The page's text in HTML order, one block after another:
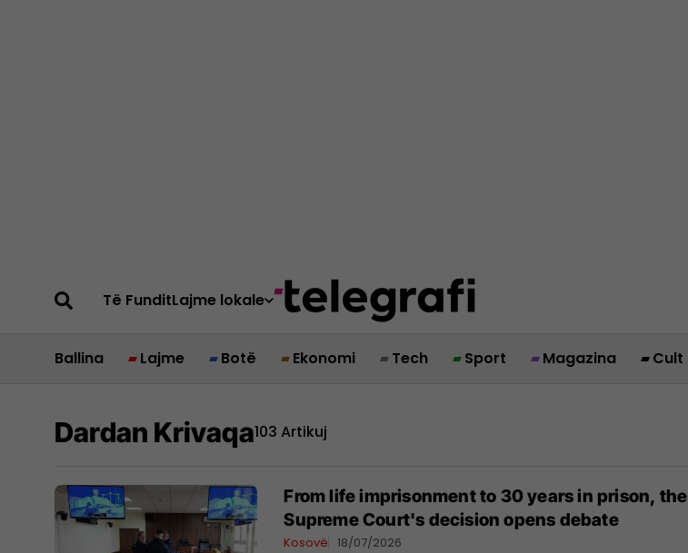
Të FunditLajme lokale
Ballina Lajme Botë Ekonomi Tech Sport Magazina Cult
Dardan Krivaqa103 Artikuj
From life imprisonment to 30 years in prison, the
Supreme Court's decision opens debate
Kosovë 18/07/2026